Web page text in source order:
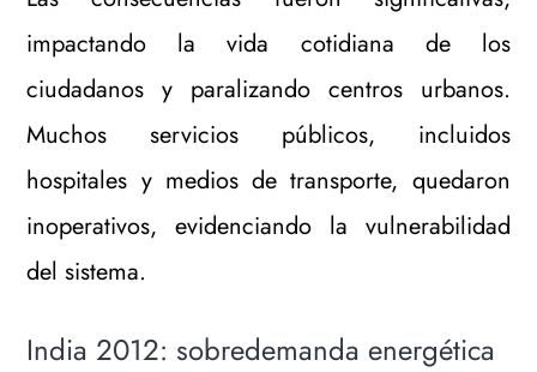
impactando la vida cotidiana de los
ciudadanos y paralizando centros urbanos.
Muchos servicios públicos, incluidos
hospitales y medios de transporte, quedaron
inoperativos, evidenciando la vulnerabilidad
del sistema.
India 2012: sobredemanda energética